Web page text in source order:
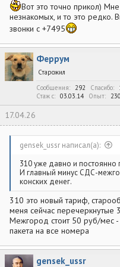
Вот это точно прикол)
незнакомых, и то это редко.
звонки с +7495
Феррум
Старожил
Сообщения
292 Спасибо
Стаж c
03.03.14 Опыт
17.04.26
gensek_ussr написал(а):
310 уже давно и
И главный минус СДС-
конских денег.
310 это новый тариф,
меня сейчас перечеркнутые
Межгород стоит 50 руб/мес -
пакета на все номера
gensek_ussr